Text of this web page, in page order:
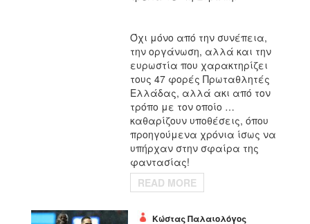
Όχι μόνο από την συνέπεια,
την οργάνωση, αλλά και την
ευρωστία που χαρακτηρίζει
τους 47 φορές Πρωταθλητές
Ελλάδας, αλλά ακι από τον
τρόπο με τον οποίο …
καθαρίζουν υποθέσεις, όπου
προηγούμενα χρόνια ίσως να
υπήρχαν στην σφαίρα της
φαντασίας!
READ MORE
Κώστας Παλαιολόγος